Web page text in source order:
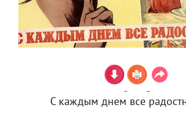
С каждым днем все